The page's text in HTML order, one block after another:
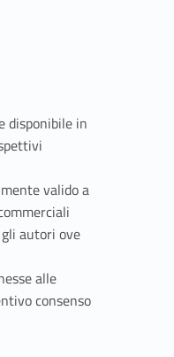
disponibile in
valido a
autori ove
alle
consenso